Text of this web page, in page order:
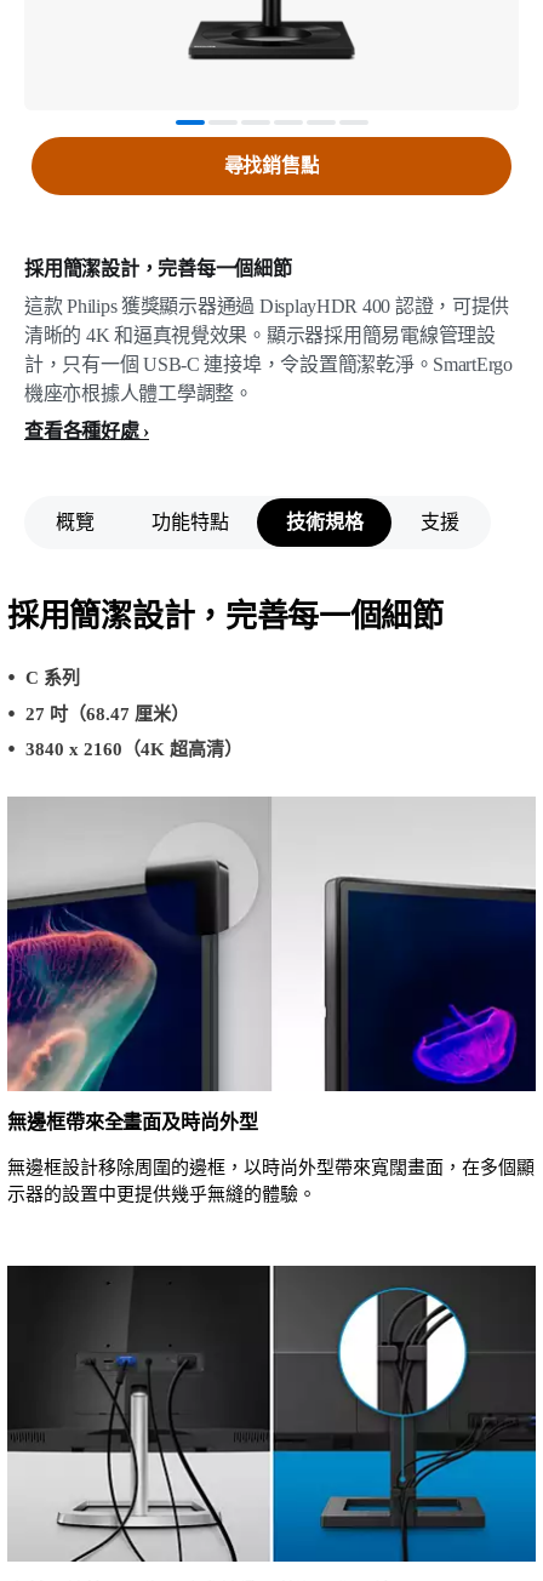
採用簡潔設計，完善每一個細節
這款 Philips 獲獎顯示器通過 DisplayHDR 400 認證，可提供
清晰的 4K 和逼真視覺效果。顯示器採用簡易電線管理設
計，只有一個 USB-C 連接埠，令設置簡潔乾淨。SmartErgo
機座亦根據人體工學調整。
查看各種好處
尋找銷售點
概覽 功能特點 技術規格 支援
採用簡潔設計，完善每一個細節
C 系列
27 吋（68.47 厘米）
3840 x 2160（4K 超高清）
無邊框帶來全畫面及時尚外型
無邊框設計移除周圍的邊框，以時尚外型帶來寬闊畫面，在多個顯
示器的設置中更提供幾乎無縫的體驗。